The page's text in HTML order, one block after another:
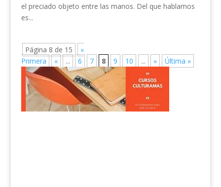
el preciado objeto entre las manos. Del que hablamos
es...
Página 8 de 15
«
Primera
« ... 6 7 8 9 10 ... » Última »